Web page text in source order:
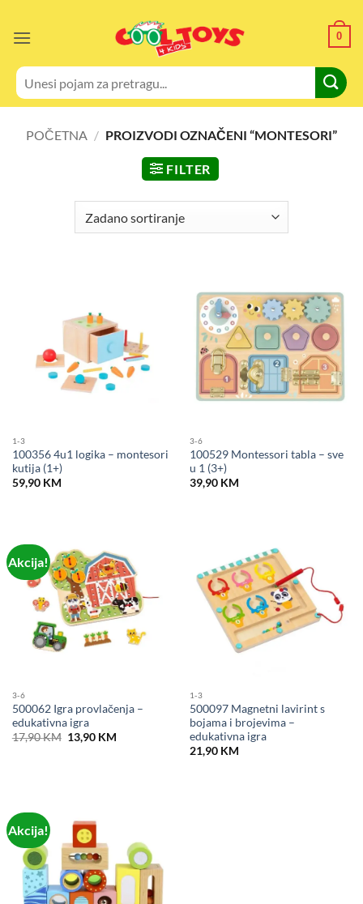
0
Pretraži:
POČETNA / PROIZVODI OZNAČENI “MONTESORI”
FILTER
1-3
100356 4u1 logika – montesori
kutija (1+)
59,90 KM
3-6
100529 Montessori tabla – sve
u 1 (3+)
39,90 KM
Akcija!
3-6
500062 Igra provlačenja –
edukativna igra
17,90KM Original
price
13,90 KMCurrent
1-3
500097 Magnetni lavirint s
bojama i brojevima –
edukativna igra
21,90 KM
Akcija!